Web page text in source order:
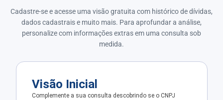
Cadastre-se e acesse uma visão gratuita com histórico de dívidas,
dados cadastrais e muito mais. Para aprofundar a análise,
personalize com informações extras em uma consulta sob
medida.
Visão Inicial
Complemente a sua consulta descobrindo se o CNPJ